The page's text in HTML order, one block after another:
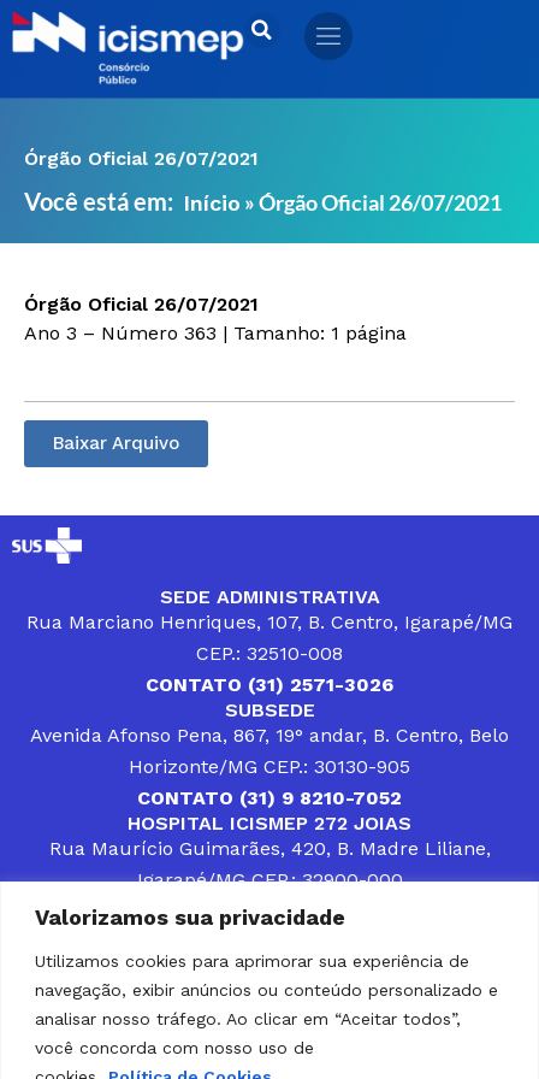
Valorizamos sua privacidade
Utilizamos cookies para aprimorar sua experiência de
navegação, exibir anúncios ou conteúdo personalizado e
analisar nosso tráfego. Ao clicar em “Aceitar todos”,
você concorda com nosso uso de
Ir
para
Órgão Oficial 26/07/2021
Você está em: Início »Órgão Oficial 26/07/2021
Órgão Oficial 26/07/2021
Ano 3 – Número 363 | Tamanho: 1 página
Baixar Arquivo
SEDE ADMINISTRATIVA
Rua Marciano Henriques, 107, B. Centro, Igarapé/MG
CEP.: 32510-008
CONTATO (31) 2571-3026
SUBSEDE
Avenida Afonso Pena, 867, 19° andar, B. Centro, Belo
Horizonte/MG CEP.: 30130-905
CONTATO (31) 9 8210-7052
HOSPITAL ICISMEP 272 JOIAS
Rua Maurício Guimarães, 420, B. Madre Liliane,
Igarapé/MG CEP.: 32900-000
CONTATOS (31) 3512-4400 ou (31) 9 8309-8660
DESENVOLVER SOLUÇÕES, AÇÕES E SERVIÇOS
PÚBLICOS QUE COMPLEMENTEM A ASSISTÊNCIA À
POPULAÇÃO DA REGIÃO EM QUE ATUA, SENDO
PARCEIRO DOS MUNICÍPIOS CONSORCIADOS NA
SOLUÇÃO DE DIFICULDADES ENFRENTADAS POR
GESTORES MUNICIPAIS, É O COMPROMISSO DO
ICISMEP.